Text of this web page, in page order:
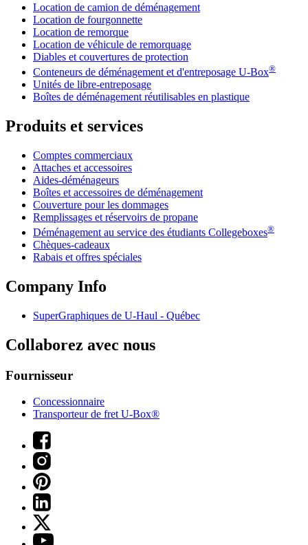
Location de camion de déménagement
Location de fourgonnette
Location de remorque
Location de véhicule de remorquage
Diables et couvertures de protection
Conteneurs de déménagement et d'entreposage U-Box®
Unités de libre-entreposage
Boîtes de déménagement réutilisables en plastique
Produits et services
Comptes commerciaux
Attaches et accessoires
Aides-déménageurs
Boîtes et accessoires de déménagement
Couverture pour les dommages
Remplissages et réservoirs de propane
Déménagement au service des étudiants Collegeboxes®
Chèques-cadeaux
Rabais et offres spéciales
Company Info
SuperGraphiques de U-Haul - Québec
Collaborez avec nous
Fournisseur
Concessionnaire
Transporteur de fret U-Box®